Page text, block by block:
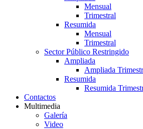
Mensual
Trimestral
Resumida
Mensual
Trimestral
Sector Público Restringido
Ampliada
Ampliada
Resumida
Resumida
Contactos
Multimedia
Galería
Video